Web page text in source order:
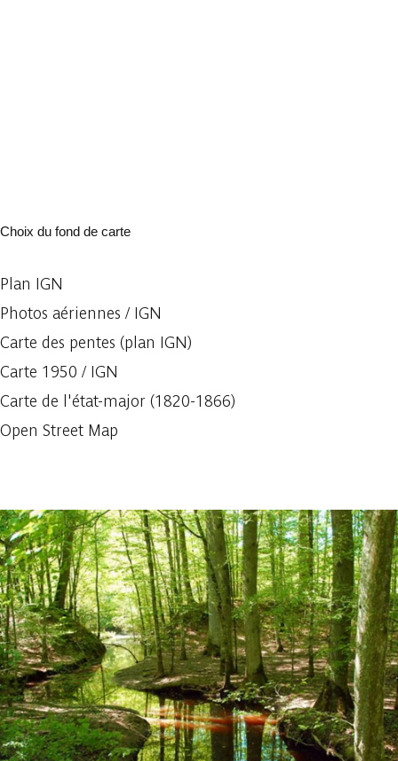
Choix du fond de carte
Plan IGN
Photos aériennes / IGN
Carte des pentes (plan IGN)
Carte 1950 / IGN
Carte de l'état-major (1820-1866)
Open Street Map